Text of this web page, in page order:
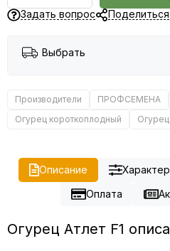
Задать вопрос Поделиться
Выбрать
Производители ПРОФСЕМЕНА
Огурец короткоплодный
Описание
Оплата
Огурец Атлет F1